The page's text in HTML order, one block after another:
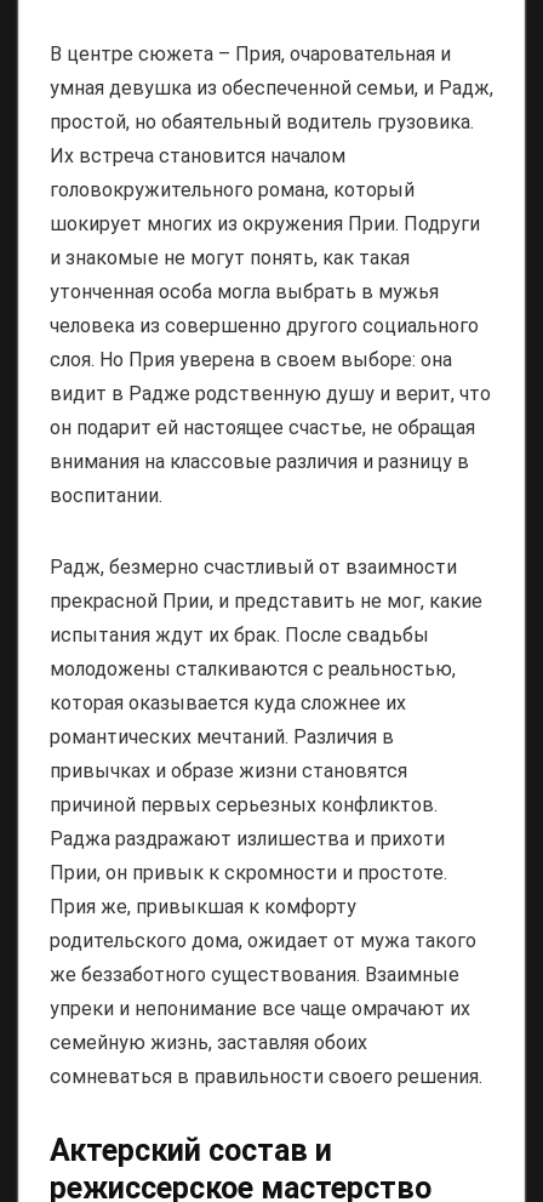
В центре сюжета – Прия, очаровательная и
умная девушка из обеспеченной семьи, и Радж,
простой, но обаятельный водитель грузовика.
Их встреча становится началом
головокружительного романа, который
шокирует многих из окружения Прии. Подруги
и знакомые не могут понять, как такая
утонченная особа могла выбрать в мужья
человека из совершенно другого социального
слоя. Но Прия уверена в своем выборе: она
видит в Радже родственную душу и верит, что
он подарит ей настоящее счастье, не обращая
внимания на классовые различия и разницу в
воспитании.
Радж, безмерно счастливый от взаимности
прекрасной Прии, и представить не мог, какие
испытания ждут их брак. После свадьбы
молодожены сталкиваются с реальностью,
которая оказывается куда сложнее их
романтических мечтаний. Различия в
привычках и образе жизни становятся
причиной первых серьезных конфликтов.
Раджа раздражают излишества и прихоти
Прии, он привык к скромности и простоте.
Прия же, привыкшая к комфорту
родительского дома, ожидает от мужа такого
же беззаботного существования. Взаимные
упреки и непонимание все чаще омрачают их
семейную жизнь, заставляя обоих
сомневаться в правильности своего решения.
Актерский состав и
режиссерское мастерство